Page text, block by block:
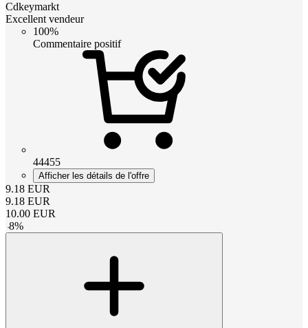
Cdkeymarkt
Excellent vendeur
100%
Commentaire positif
44455
Afficher les détails de l'offre
9.18 EUR
9.18 EUR
10.00 EUR
-8%